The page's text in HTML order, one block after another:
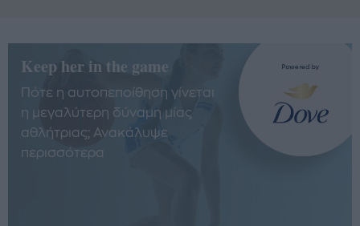
Keep her in the game
Πότε η αυτοπεποίθηση γίνεται
η μεγαλύτερη δύναμη μίας
αθλήτριας; Ανακάλυψε
περισσότερα